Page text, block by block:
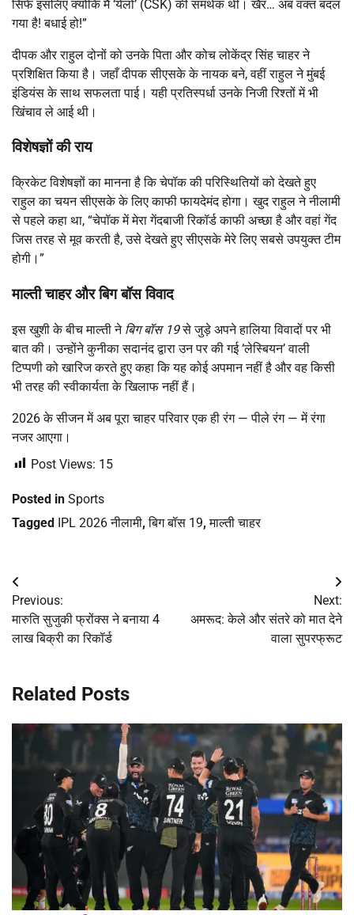
सिर्फ इसलिए क्योंकि मैं ‘येलो’ (CSK) की समर्थक थी। खैर… अब वक्त बदल
गया है! बधाई हो!”
दीपक और राहुल दोनों को उनके पिता और कोच लोकेंद्र सिंह चाहर ने
प्रशिक्षित किया है। जहाँ दीपक सीएसके के नायक बने, वहीं राहुल ने मुंबई
इंडियंस के साथ सफलता पाई। यही प्रतिस्पर्धा उनके निजी रिश्तों में भी
खिंचाव ले आई थी।
विशेषज्ञों की राय
क्रिकेट विशेषज्ञों का मानना है कि चेपॉक की परिस्थितियों को देखते हुए
राहुल का चयन सीएसके के लिए काफी फायदेमंद होगा। खुद राहुल ने नीलामी
से पहले कहा था, “चेपॉक में मेरा गेंदबाजी रिकॉर्ड काफी अच्छा है और वहां गेंद
जिस तरह से मूव करती है, उसे देखते हुए सीएसके मेरे लिए सबसे उपयुक्त टीम
होगी।”
माल्ती चाहर और बिग बॉस विवाद
इस खुशी के बीच माल्ती ने बिग बॉस 19से जुड़े अपने हालिया विवादों पर भी
बात की। उन्होंने कुनीका सदानंद द्वारा उन पर की गई ‘लेस्बियन’ वाली
टिप्पणी को खारिज करते हुए कहा कि यह कोई अपमान नहीं है और वह किसी
भी तरह की स्वीकार्यता के खिलाफ नहीं हैं।
2026 के सीजन में अब पूरा चाहर परिवार एक ही रंग — पीले रंग — में रंगा
नजर आएगा।
Post Views: 15
Posted in Sports
Tagged IPL 2026 नीलामी,बिग बॉस 19,माल्ती चाहर
Post
navigation
Previous:
मारुति सुजुकी फ्रोंक्स ने बनाया 4
लाख बिक्री का रिकॉर्ड
Next:
अमरूद: केले और संतरे को मात देने
वाला सुपरफ्रूट
Related Posts